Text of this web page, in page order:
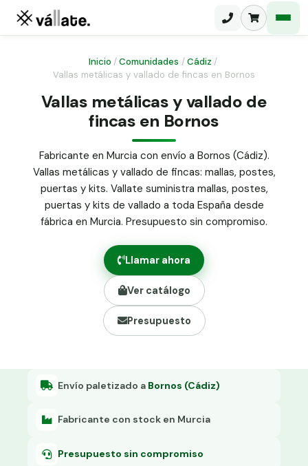
Malla ganadera
Malla simple torsión
Malla triple torsión
Panel malla H.
Puerta abatible dos hojas
Puerta acceso peatonal
Poste malla Hércules
Poste malla simple torsión
Alambre de espino galvanizado
Alambre liso galvanizado
Malla ocultación 70 g/m² verde
Abrazadera PVC malla H.
Grapa malla H.
Inicio /Comunidades / Cádiz /
Vallas metálicas y vallado de fincas en Bornos
Vallas metálicas y vallado de
fincas en Bornos
Fabricante en Murcia con envío a Bornos (Cádiz).
Vallas metálicas y vallado de fincas: mallas, postes,
puertas y kits. Vallate suministra mallas, postes,
puertas y kits de vallado a toda España desde
fábrica en Murcia. Presupuesto sin compromiso.
Llamar ahora
Ver catálogo
Presupuesto
Envío paletizado a Bornos (Cádiz)
Fabricante con stock en Murcia
Presupuesto sin compromiso